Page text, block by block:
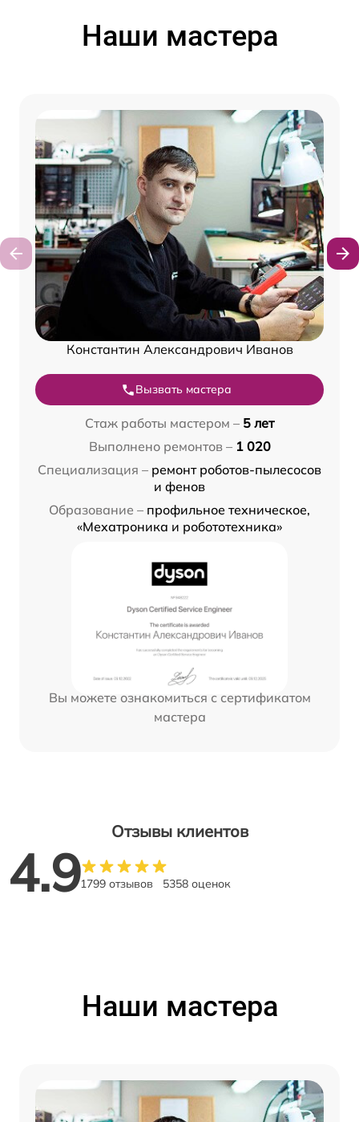
Наши мастера
Константин Александрович Иванов
Вызвать мастера
Стаж работы мастером – 5 лет
Выполнено ремонтов – 1 020
Специализация – ремонт роботов-пылесосов
и фенов
Образование – профильное техническое,
«Мехатроника и робототехника»
Вы можете ознакомиться с сертификатом
мастера
Отзывы клиентов
4.91799 отзывов 5358 оценок
Наши мастера